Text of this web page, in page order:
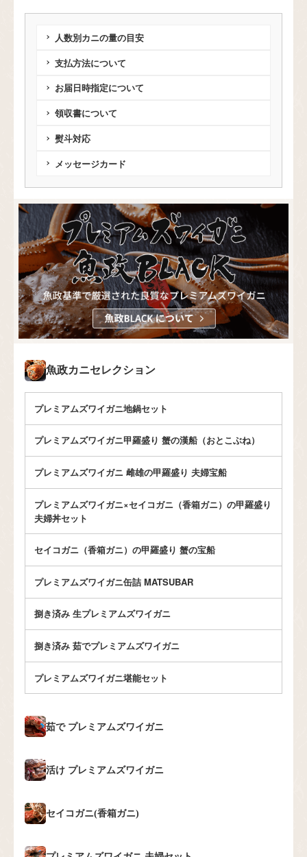
魚政カニセレクション
プレミアムズワイガニ地鍋セット
プレミアムズワイガニ甲羅盛り 蟹の漢船（おとこぶね）
プレミアムズワイガニ 雌雄の甲羅盛り 夫婦宝船
プレミアムズワイガニ×セイコガニ（香箱ガニ）の甲羅盛り
夫婦丼セット
セイコガニ（香箱ガニ）の甲羅盛り 蟹の宝船
プレミアムズワイガニ缶詰 MATSUBAR
捌き済み 生プレミアムズワイガニ
捌き済み 茹でプレミアムズワイガニ
プレミアムズワイガニ堪能セット
茹で プレミアムズワイガニ
活け プレミアムズワイガニ
セイコガニ(香箱ガニ)
人数別カニの量の目安
支払方法について
お届日時指定について
領収書について
熨斗対応
メッセージカード